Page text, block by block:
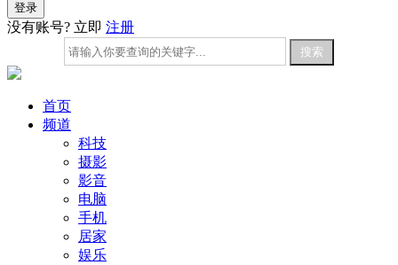
没有账号? 立即 注册
首页
频道
科技
摄影
影音
电脑
手机
居家
娱乐